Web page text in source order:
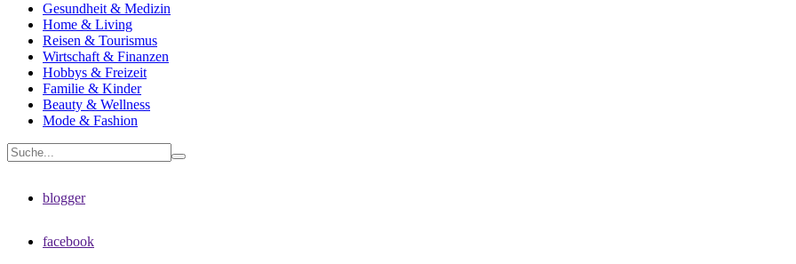
Gesundheit & Medizin
Home & Living
Reisen & Tourismus
Wirtschaft & Finanzen
Hobbys & Freizeit
Familie & Kinder
Beauty & Wellness
Mode & Fashion
blogger
facebook